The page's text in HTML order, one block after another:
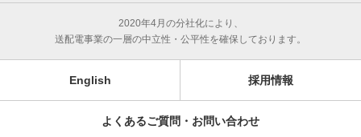
2020年4月の分社化により、
送配電事業の一層の中立性・公平性を確保しております。
English 採用情報
よくあるご質問・お問い合わせ